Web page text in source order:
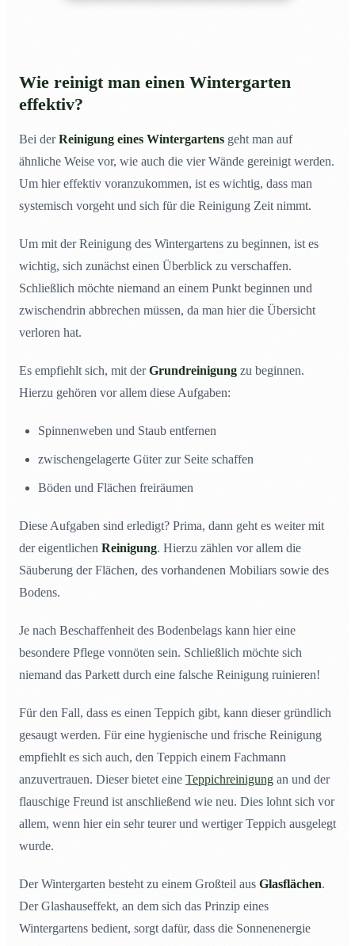
Wie reinigt man einen Wintergarten
effektiv?
Bei derReinigung eines Wintergartens geht man auf
ähnliche Weise vor, wie auch die vier Wände gereinigt werden.
Um hier effektiv voranzukommen, ist es wichtig, dass man
systemisch vorgeht und sich für die Reinigung Zeit nimmt.
Um mit der Reinigung des Wintergartens zu beginnen, ist es
wichtig, sich zunächst einen Überblick zu verschaffen.
Schließlich möchte niemand an einem Punkt beginnen und
zwischendrin abbrechen müssen, da man hier die Übersicht
verloren hat.
Es empfiehlt sich, mit derGrundreinigung zu beginnen.
Hierzu gehören vor allem diese Aufgaben:
Spinnenweben und Staub entfernen
zwischengelagerte Güter zur Seite schaffen
Böden und Flächen freiräumen
Diese Aufgaben sind erledigt? Prima, dann geht es weiter mit
der eigentlichen Reinigung. Hierzu zählen vor allem die
Säuberung der Flächen, des vorhandenen Mobiliars sowie des
Bodens.
Je nach Beschaffenheit des Bodenbelags kann hier eine
besondere Pflege vonnöten sein. Schließlich möchte sich
niemand das Parkett durch eine falsche Reinigung ruinieren!
Für den Fall, dass es einen Teppich gibt, kann dieser gründlich
gesaugt werden. Für eine hygienische und frische Reinigung
empfiehlt es sich auch, den Teppich einem Fachmann
anzuvertrauen. Dieser bietet eine Teppichreinigung an und der
flauschige Freund ist anschließend wie neu. Dies lohnt sich vor
allem, wenn hier ein sehr teurer und wertiger Teppich ausgelegt
wurde.
Der Wintergarten besteht zu einem Großteil aus Glasflächen.
Der Glashauseffekt, an dem sich das Prinzip eines
Wintergartens bedient, sorgt dafür, dass die Sonnenenergie